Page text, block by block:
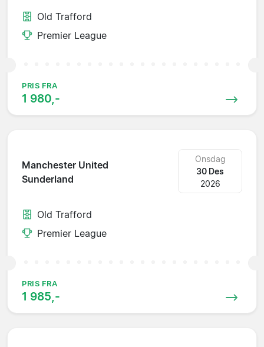
Old Trafford
Premier League
PRIS FRA
1 980,-
Manchester United
Sunderland
Onsdag
30 Des
2026
Old Trafford
Premier League
PRIS FRA
1 985,-